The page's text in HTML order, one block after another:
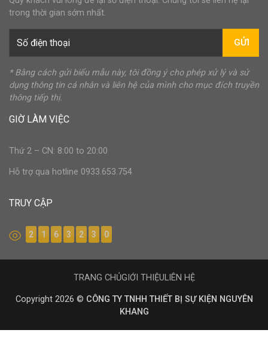
trong thời gian sớm nhất.
GỬI
* Bằng cách gửi biểu mẫu này, tôi đồng ý cho phép xử lý và sử
dụng thông tin cá nhân và liên hệ của mình cho mục đích truyền
thông tiếp thị.
GIỜ LÀM VIỆC
Thứ 2 – CN: 8:00 to 20:00
Hỗ trợ qua hotline 0933.653.754
TRUY CẬP
2 1 6 3 2 3 0
Copyright 2026 © CÔNG TY TNHH THIẾT BỊ SỰ KIỆN NGUYÊN
KHANG
TRANG CHỦGIỚI THIỆULIÊN HỆ